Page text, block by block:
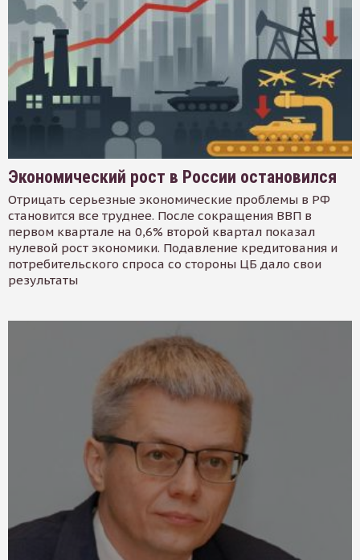
Экономический рост в России остановился
Отрицать серьезные экономические проблемы в РФ
становится все труднее. После сокращения ВВП в
первом квартале на 0,6% второй квартал показал
нулевой рост экономики. Подавление кредитования и
потребительского спроса со стороны ЦБ дало свои
результаты